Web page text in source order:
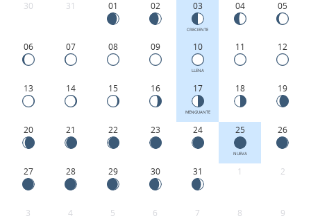
30 31 01 02 03
CRECIENTE
04 05
06 07 08 09 10
LLENA
11 12
13 14 15 16 17
MENGUANTE
18 19
20 21 22 23 24 25
NUEVA
26
27 28 29 30 31 1 2
3 4 5 6 7 8 9